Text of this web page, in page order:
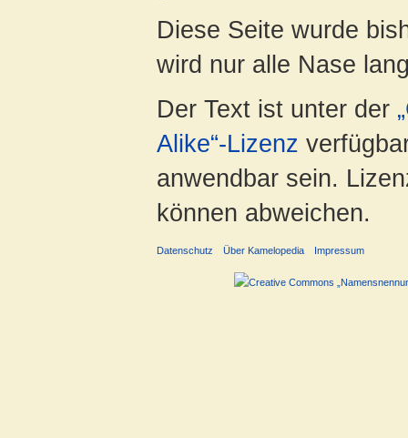
Diese Seite wurde
wird nur alle Nase
Der Text ist unter der
Alike“-Lizenz
anwendbar sein.
können abweichen.
Datenschutz Über Kamelopedia Impressum